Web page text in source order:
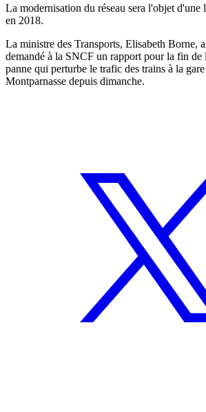
La modernisation du réseau sera l'objet d'une
en 2018.
La ministre des Transports, Elisabeth Borne,
demandé à la SNCF un rapport pour la fin de
panne qui perturbe le trafic des trains à la
Montparnasse depuis dimanche.